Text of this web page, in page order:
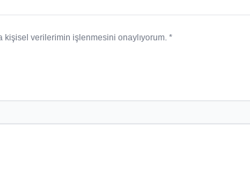
kişisel verilerimin işlenmesini onaylıyorum. *